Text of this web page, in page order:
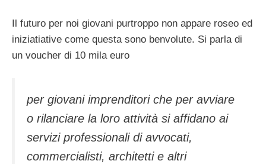
Il futuro per noi giovani purtroppo non appare roseo ed
iniziatiative come questa sono benvolute. Si parla di
un voucher di 10 mila euro
per giovani imprenditori che per avviare
o rilanciare la loro attività si affidano ai
servizi professionali di avvocati,
commercialisti, architetti e altri